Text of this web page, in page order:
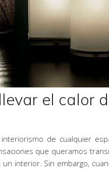
el calor
de cualquier
que queramos
interior. Sin embargo,